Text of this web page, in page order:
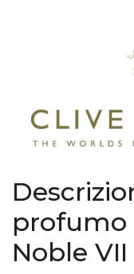
profumo
Noble VII